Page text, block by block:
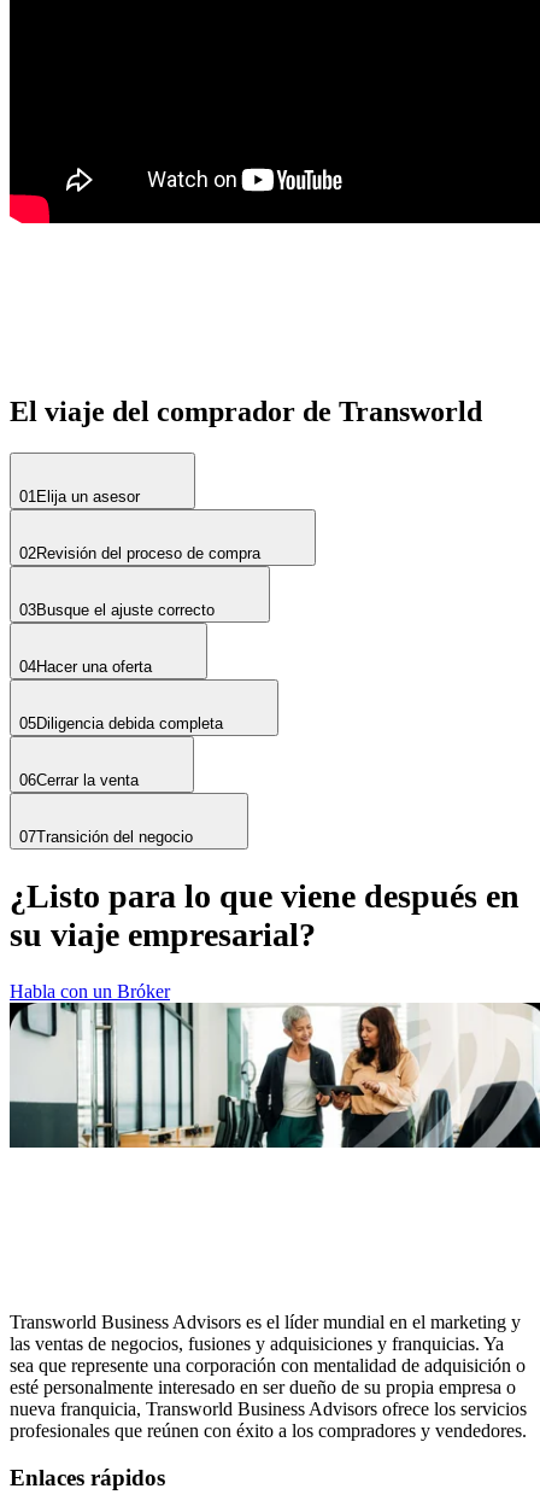
El viaje del comprador de Transworld
01 Elija un asesor
02Revisión del proceso de compra
03Busque el ajuste correcto
04Hacer una oferta
05Diligencia debida completa
06Cerrar la venta
07Transición del negocio
¿Listo para lo que viene después en
su viaje empresarial?
Habla con un Bróker
Transworld Business Advisors es el líder mundial en el marketing y
las ventas de negocios, fusiones y adquisiciones y franquicias. Ya
sea que represente una corporación con mentalidad de adquisición o
esté personalmente interesado en ser dueño de su propia empresa o
nueva franquicia, Transworld Business Advisors ofrece los servicios
profesionales que reúnen con éxito a los compradores y vendedores.
Enlaces rápidos